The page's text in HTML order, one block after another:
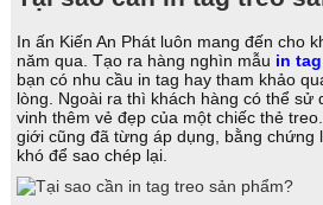
In ấn Kiến An Phát luôn mang đến cho
năm qua. Tạo ra hàng nghìn mẫu in
bạn có nhu cầu in tag hay tham khảo
lòng. Ngoài ra thì khách hàng có thể sử
vinh thêm vẻ đẹp của một chiếc thẻ
giới cũng đã từng áp dụng, bằng
khó để sao chép lại.